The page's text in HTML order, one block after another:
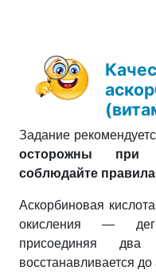
Задание
осторожны при
соблюдайте правила
Аскорбиновая
окисления —
присоединяя
восстанавливается